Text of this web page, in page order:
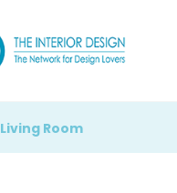
Living Room